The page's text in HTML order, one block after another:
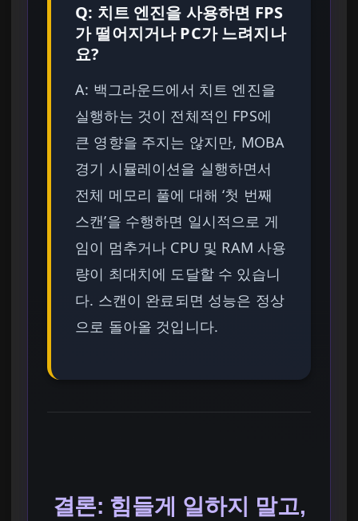
Q: 치트 엔진을 사용하면 FPS
가 떨어지거나 PC가 느려지나
요?
A: 백그라운드에서 치트 엔진을
실행하는 것이 전체적인 FPS에
큰 영향을 주지는 않지만, MOBA
경기 시뮬레이션을 실행하면서
전체 메모리 풀에 대해 ‘첫 번째
스캔’을 수행하면 일시적으로 게
임이 멈추거나 CPU 및 RAM 사용
량이 최대치에 도달할 수 있습니
다. 스캔이 완료되면 성능은 정상
으로 돌아올 것입니다.
결론: 힘들게 일하지 말고,